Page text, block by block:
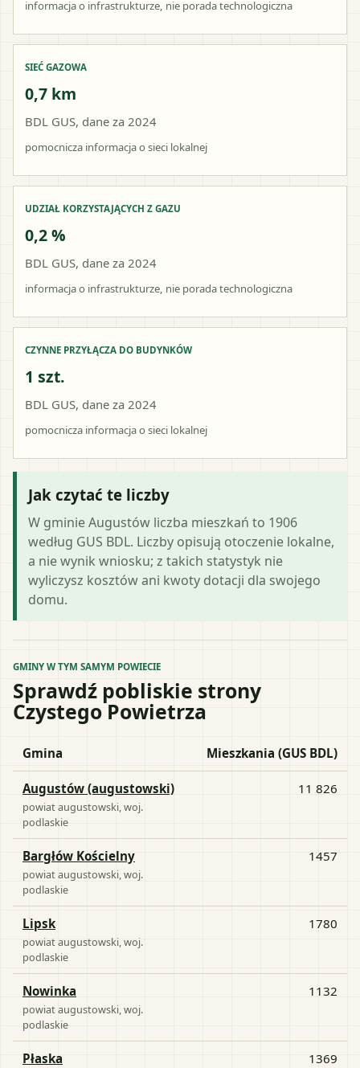
informacja o infrastrukturze, nie porada technologiczna
SIEĆ GAZOWA
0,7 km
BDL GUS, dane za 2024
pomocnicza informacja o sieci lokalnej
UDZIAŁ KORZYSTAJĄCYCH Z GAZU
0,2 %
BDL GUS, dane za 2024
informacja o infrastrukturze, nie porada technologiczna
CZYNNE PRZYŁĄCZA DO BUDYNKÓW
1 szt.
BDL GUS, dane za 2024
pomocnicza informacja o sieci lokalnej
Jak czytać te liczby
W gminie Augustów liczba mieszkań to 1906
według GUS BDL. Liczby opisują otoczenie lokalne,
a nie wynik wniosku; z takich statystyk nie
wyliczysz kosztów ani kwoty dotacji dla swojego
domu.
GMINY W TYM SAMYM POWIECIE
Sprawdź pobliskie strony
Czystego Powietrza
Gmina Mieszkania (GUS BDL)
Augustów (augustowski)
powiataugustowski , woj.
podlaskie
11 826
Bargłów Kościelny
powiataugustowski , woj.
podlaskie
1457
Lipsk
powiataugustowski , woj.
podlaskie
1780
Nowinka
powiataugustowski , woj.
podlaskie
1132
Płaska 1369